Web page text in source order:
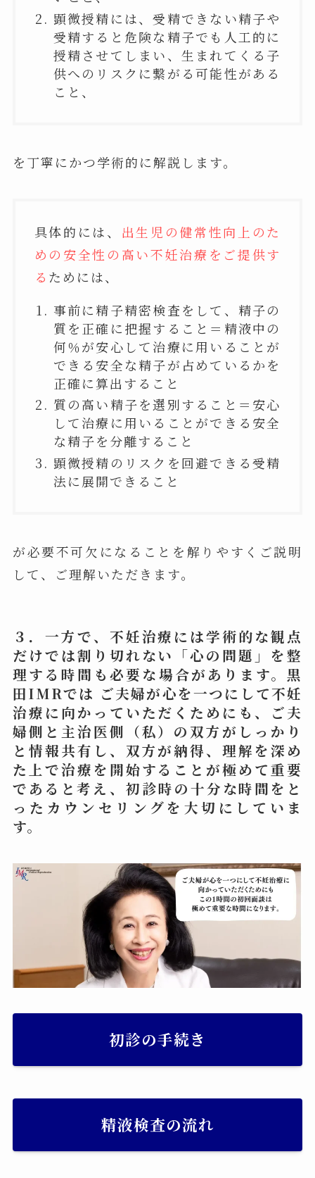
顕微授精には、受精できない精子や
受精すると危険な精子でも人工的に
授精させてしまい、生まれてくる子
供へのリスクに繋がる可能性がある
こと、
を丁寧にかつ学術的に解説します。
具体的には、 出生児の健常性向上のた
めの安全性の高い不妊治療をご提供す
る ためには、
事前に精子精密検査をして、精子の
質を正確に把握すること＝精液中の
何％が安心して治療に用いることが
できる安全な精子が占めているかを
正確に算出すること
質の高い精子を選別すること＝安心
して治療に用いることができる安全
な精子を分離すること
顕微授精のリスクを回避できる受精
法に展開できること
が必要不可欠になることを解りやすくご説明
して、ご理解いただきます。
３．一方で、不妊治療には学術的な観点
だけでは割り切れない「心の問題」を整
理する時間も必要な場合があります。黒
田IMRでは ご夫婦が心を一つにして不妊
治療に向かっていただくためにも、ご夫
婦側と主治医側（私）の双方がしっかり
と情報共有し、双方が納得、理解を深め
た上で治療を開始することが極めて重要
であると考え、初診時の十分な時間をと
ったカウンセリングを大切にしていま
す。
初診の手続き
精液検査の流れ